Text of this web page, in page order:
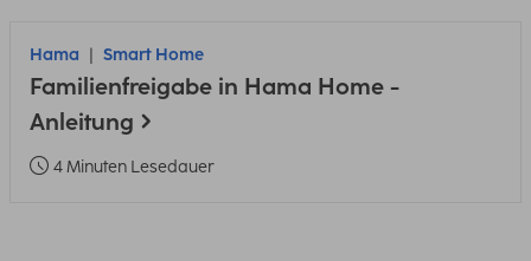
Hama Smart Home
Familienfreigabe in Hama Home -
Anleitung
4 Minuten Lesedauer